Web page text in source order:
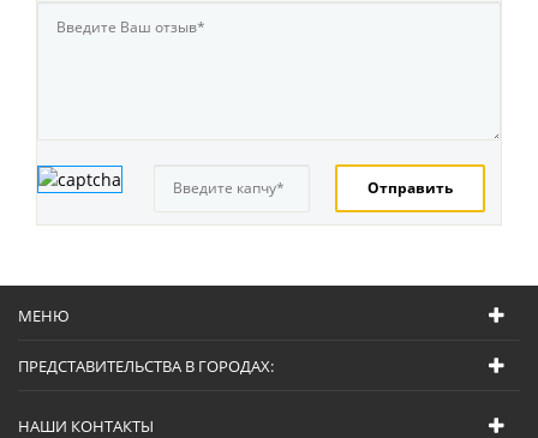
МЕНЮ
ПРЕДСТАВИТЕЛЬСТВА В ГОРОДАХ:
НАШИ КОНТАКТЫ